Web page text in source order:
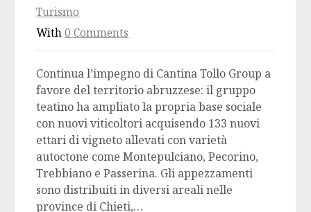
Turismo
With0 Comments
Continua l’impegno di Cantina Tollo Group a
favore del territorio abruzzese: il gruppo
teatino ha ampliato la propria base sociale
con nuovi viticoltori acquisendo 133 nuovi
ettari di vigneto allevati con varietà
autoctone come Montepulciano, Pecorino,
Trebbiano e Passerina. Gli appezzamenti
sono distribuiti in diversi areali nelle
province di Chieti,…